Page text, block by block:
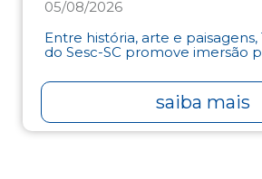
05/08/2026
Entre história, arte e paisagens,
do Sesc-SC promove imersão
saiba mais